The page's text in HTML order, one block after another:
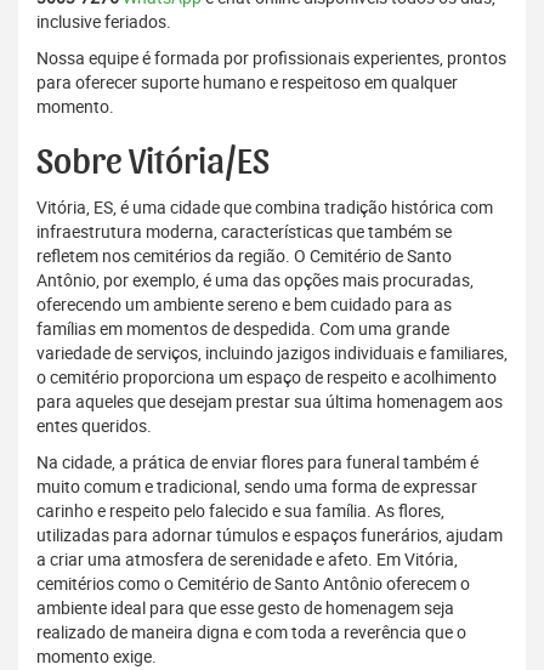
inclusive feriados.
Nossa equipe é formada por profissionais experientes, prontos
para oferecer suporte humano e respeitoso em qualquer
momento.
Sobre Vitória/ES
Vitória, ES, é uma cidade que combina tradição histórica com
infraestrutura moderna, características que também se
refletem nos cemitérios da região. O Cemitério de Santo
Antônio, por exemplo, é uma das opções mais procuradas,
oferecendo um ambiente sereno e bem cuidado para as
famílias em momentos de despedida. Com uma grande
variedade de serviços, incluindo jazigos individuais e familiares,
o cemitério proporciona um espaço de respeito e acolhimento
para aqueles que desejam prestar sua última homenagem aos
entes queridos.
Na cidade, a prática de enviar flores para funeral também é
muito comum e tradicional, sendo uma forma de expressar
carinho e respeito pelo falecido e sua família. As flores,
utilizadas para adornar túmulos e espaços funerários, ajudam
a criar uma atmosfera de serenidade e afeto. Em Vitória,
cemitérios como o Cemitério de Santo Antônio oferecem o
ambiente ideal para que esse gesto de homenagem seja
realizado de maneira digna e com toda a reverência que o
momento exige.